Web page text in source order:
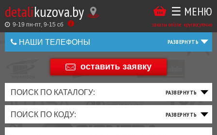
detalikuzova.by
9-19 пн-пт, 9-15 cб заказы online: круглосуточно
☰ МЕНЮ
НАШИ ТЕЛЕФОНЫ
+375 44 586 05 44
оставить заявку
ПОИСК ПО КАТАЛОГУ:
ПОИСК ПО КОДУ:
Купить
в
1
Беларусь
+375
+375
ТАКЖЕ
ВЫ
МОЖЕТЕ
У
ЗАКАЗАТЬ
ТО
ФИЛЬТРА
ТОРМОЗНАЯ
СИСТЕМА
ПОДВЕСКА
РУЛЕВОЕ
ТРАНСМИССИЯ
ПРИВОД
ДВИГАТЕЛЬ
ВЫХЛОП
ЭЛЕКТРИКА
ОСВЕЩЕНИЕ